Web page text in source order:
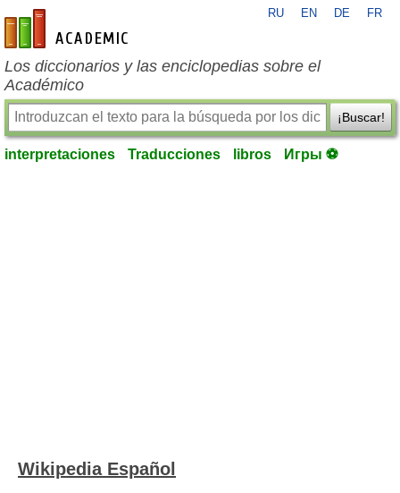
es-academic.com
RU EN DE FR
Los diccionarios y las enciclopedias sobre el
Académico
¡Buscar!
interpretaciones Traducciones libros Игры ⚽
Wikipedia Español